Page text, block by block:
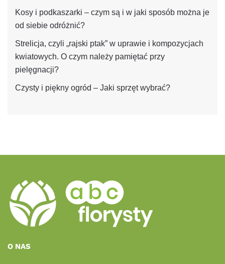
Kosy i podkaszarki – czym są i w jaki sposób można je
od siebie odróżnić?
Strelicja, czyli „rajski ptak” w uprawie i kompozycjach
kwiatowych. O czym należy pamiętać przy
pielęgnacji?
Czysty i piękny ogród – Jaki sprzęt wybrać?
O NAS